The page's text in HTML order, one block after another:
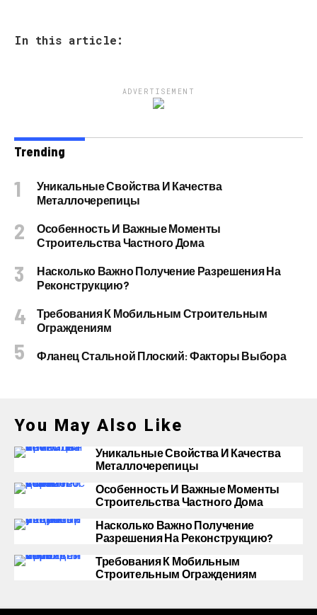
In this article:
ADVERTISEMENT
Trending
Уникальные Свойства И Качества
Металлочерепицы
Особенность И Важные Моменты
Строительства Частного Дома
Насколько Важно Получение Разрешения На
Реконструкцию?
Требования К Мобильным Строительным
Ограждениям
Фланец Стальной Плоский: Факторы Выбора
You May Also Like
Уникальные Свойства И Качества
Металлочерепицы
Особенность И Важные Моменты
Строительства Частного Дома
Насколько Важно Получение
Разрешения На Реконструкцию?
Требования К Мобильным
Строительным Ограждениям